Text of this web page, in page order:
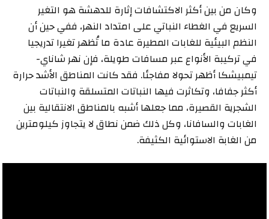
وكان من بين أكثر الاكتشافات إثارة للدهشة هو التغير
السريع في الغطاء النباتي على امتداد النهر، ففي حين أن
النظم البيئية للغابات المطيرة عادة ما تُظهر تغيرا تدريجيا
في تركيبة الأنواع عبر مسافات طويلة، فإن نهر شاناي-
تيمبيشكا أظهر تحولا مفاجئا. فقد كانت المناطق الأشد حرارة
أكثر جفافا، وتكاثرت فيها النباتات المتسلقة والنباتات
الشجرية القصيرة، مما جعلها أشبه بالمناطق الانتقالية بين
الغابات والسافانا، وكل ذلك ضمن نطاق لا يتجاوز كيلومترين
من الغابة الاستوائية الكثيفة.